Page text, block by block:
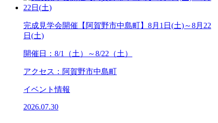
完成見学会開催【阿賀野市中島町】8月1日(土)～8月22
日(土)
開催日：8/1（土）～8/22（土）
アクセス：阿賀野市中島町
イベント情報
2026.07.30